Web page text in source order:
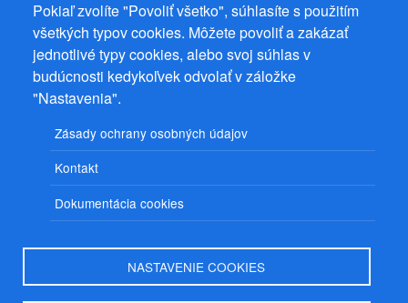
Pokiaľ zvolíte "Povoliť všetko", súhlasíte s použitím
všetkých typov cookies. Môžete povoliť a zakázať
jednotlivé typy cookies, alebo svoj súhlas v
budúcnosti kedykoľvek odvolať v záložke
"Nastavenia".
Zásady ochrany osobných údajov
Kontakt
Dokumentácia cookies
NASTAVENIE COOKIES
© 2026 PuzzleWebss.r.o.